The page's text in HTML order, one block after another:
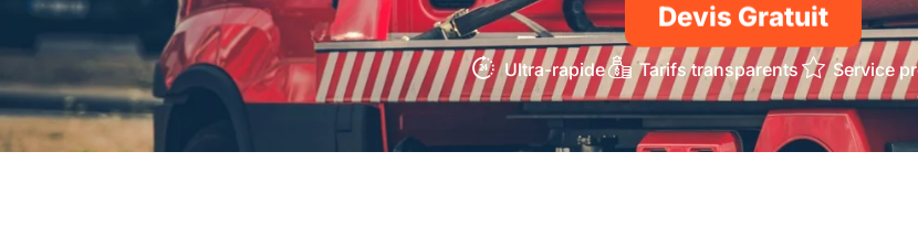
Devis Gratuit
Ultra-rapide Tarifs transparents Service